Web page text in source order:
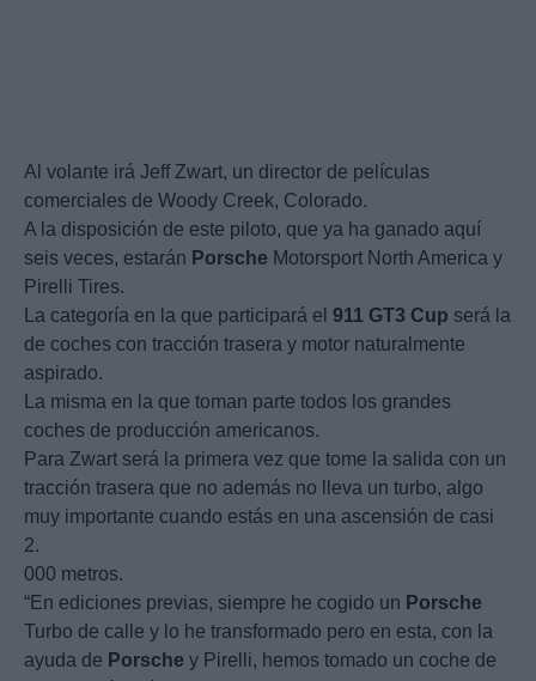
Al volante irá Jeff Zwart, un director de películas
comerciales de Woody Creek, Colorado.
A la disposición de este piloto, que ya ha ganado aquí
seis veces, estarán Porsche Motorsport North America y
Pirelli Tires.
La categoría en la que participará el 911 GT3 Cup será la
de coches con tracción trasera y motor naturalmente
aspirado.
La misma en la que toman parte todos los grandes
coches de producción americanos.
Para Zwart será la primera vez que tome la salida con un
tracción trasera que no además no lleva un turbo, algo
muy importante cuando estás en una ascensión de casi
2.
000 metros.
“En ediciones previas, siempre he cogido un Porsche
Turbo de calle y lo he transformado pero en esta, con la
ayuda de Porsche y Pirelli, hemos tomado un coche de